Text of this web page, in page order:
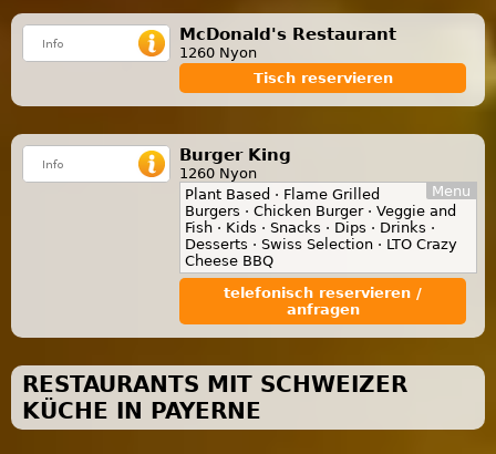
McDonald's Restaurant
1260 Nyon
Tisch reservieren
Burger King
1260 Nyon
Menu
Plant Based · Flame Grilled
Burgers · Chicken Burger · Veggie and
Fish · Kids · Snacks · Dips · Drinks ·
Desserts · Swiss Selection · LTO Crazy
Cheese BBQ
telefonisch reservieren /
anfragen
RESTAURANTS MIT SCHWEIZER
KÜCHE IN PAYERNE